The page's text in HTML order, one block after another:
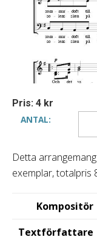
Pris: 4 kr
ANTAL:
Detta
exemplar, totalpris
Kompositör
Textförfattare